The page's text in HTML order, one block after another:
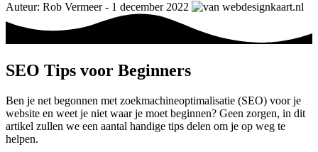
Auteur: Rob Vermeer - 1 december 2022
SEO Tips voor Beginners
Ben je net begonnen met zoekmachineoptimalisatie (SEO) voor je
website en weet je niet waar je moet beginnen? Geen zorgen, in dit
artikel zullen we een aantal handige tips delen om je op weg te
helpen.